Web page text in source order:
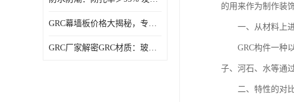
GRC幕墙板价格大揭秘，专业厂家报价助您轻松掌控预算
GRC厂家解密GRC材质：玻璃纤维与水泥复合，创新建筑新选择
的用来作为制作装
一、从材料上进
GRC构件一种以
子、河石、水等通
二、特性的对比